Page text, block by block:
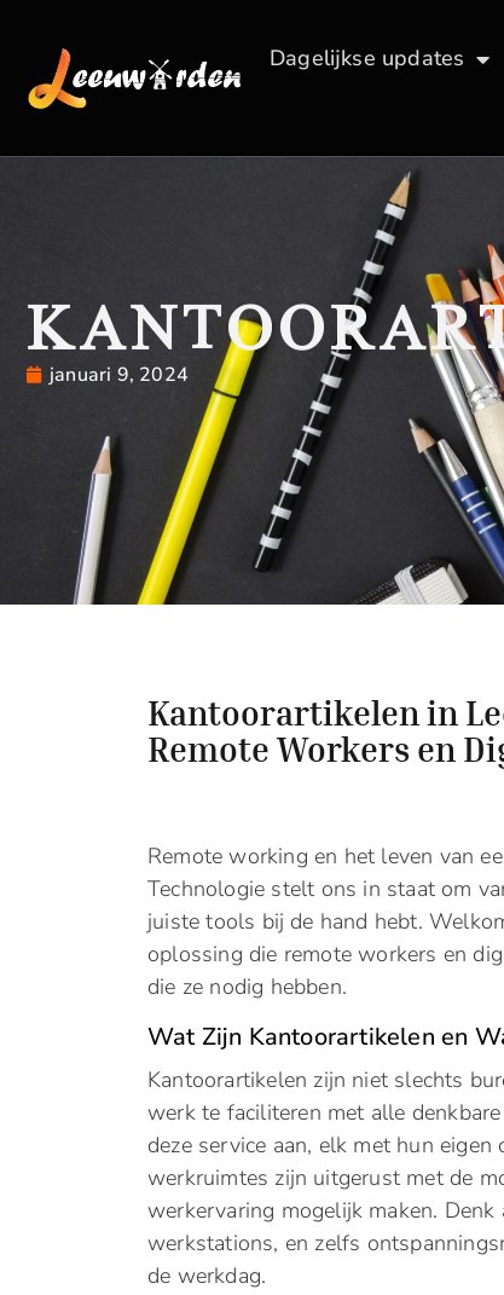
Dagelijkse updates
januari 9, 2024
Kantoorartikelen in
Remote Workers en
Remote working en het leven van
Technologie stelt ons in staat om
juiste tools bij de hand hebt.
oplossing die remote workers en
die ze nodig hebben.
Wat Zijn Kantoorartikelen en
Kantoorartikelen zijn niet slechts
werk te faciliteren met alle
deze service aan, elk met hun
werkruimtes zijn uitgerust met de
werkervaring mogelijk maken.
werkstations, en zelfs
de werkdag.